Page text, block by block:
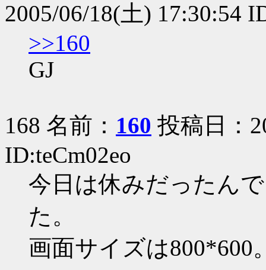
2005/06/18(土) 17:30:54
>>160
GJ
168 名前： 160 投稿日：
ID:teCm02eo
今日は休みだったん
た。
画面サイズは800*600